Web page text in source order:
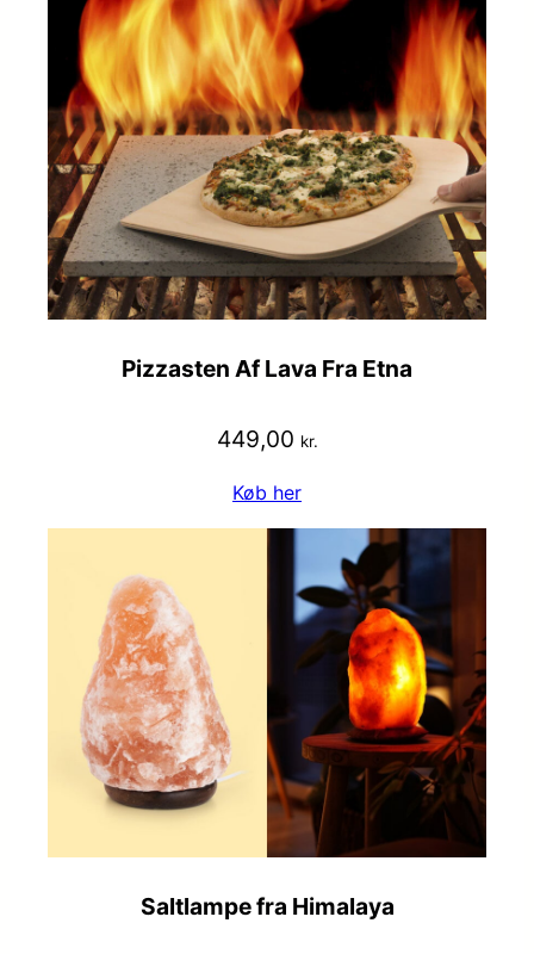
Pizzasten Af Lava Fra Etna
449,00 kr.
Køb her
Saltlampe fra Himalaya